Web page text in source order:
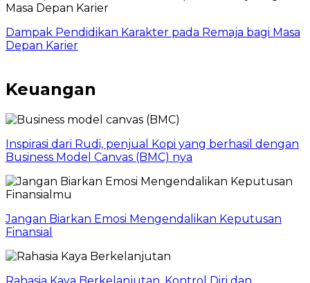
Dampak Pendidikan Karakter pada Remaja bagi Masa
Depan Karier
Keuangan
Inspirasi dari Rudi, penjual Kopi yang berhasil dengan
Business Model Canvas (BMC) nya
Jangan Biarkan Emosi Mengendalikan Keputusan
Finansial